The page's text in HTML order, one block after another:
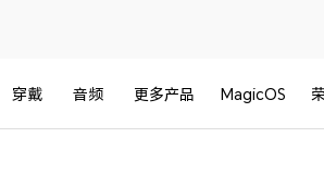
穿戴 音频 更多产品 MagicOS